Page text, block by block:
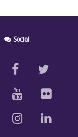
Social